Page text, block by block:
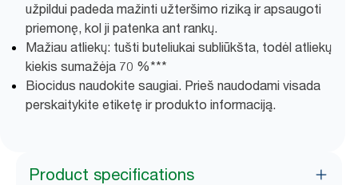
užpildui padeda mažinti užteršimo riziką ir apsaugoti
priemonę, kol ji patenka ant rankų.
Mažiau atliekų: tušti buteliukai subliūkšta, todėl atliekų
kiekis sumažėja 70 %​***
Biocidus naudokite saugiai. Prieš naudodami visada
perskaitykite etiketę ir produkto informaciją.
Product specifications